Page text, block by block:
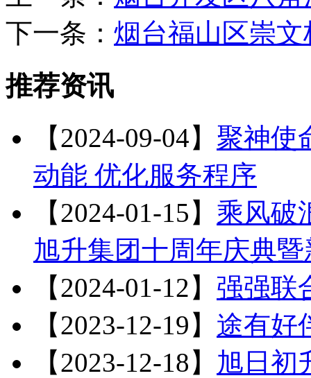
下一条： 烟台福山区崇文
推荐资讯
【2024-09-04】 聚神使
动能 优化服务程序
【2024-01-15】 乘风破
旭升集团十周年庆典
【2024-01-12】 强强联
【2023-12-19】 途有好
【2023-12-18】 旭日初